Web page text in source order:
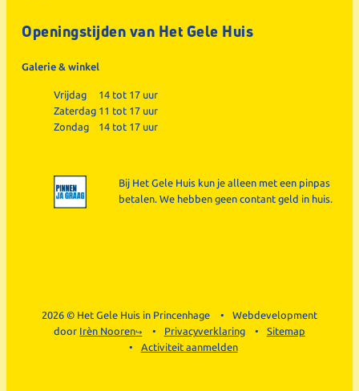
Openingstijden van Het Gele Huis
Galerie & winkel
Vrijdag
14 tot 17 uur
Zaterdag 11 tot 17 uur
Zondag
14 tot 17 uur
Bij Het Gele Huis kun je alleen met een pinpas
betalen. We hebben geen contant geld in huis.
2026 © Het Gele Huis in Princenhage
Webdevelopment
door Irèn Nooren Privacyverklaring
Sitemap
Activiteit aanmelden